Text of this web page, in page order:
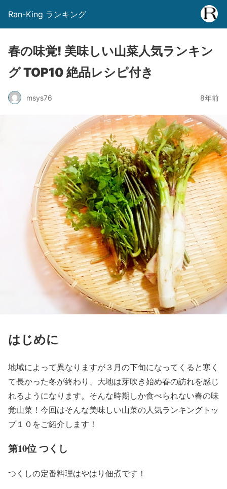
Ran-King ランキング
春の味覚! 美味しい山菜人気ランキン
グ TOP10 絶品レシピ付き
msys76 8年前
はじめに
地域によって異なりますが３月の下旬になってくると寒く
て長かった冬が終わり、大地は芽吹き始め春の訪れを感じ
れるようになります。そんな時期しか食べられない春の味
覚山菜！今回はそんな美味しい山菜の人気ランキングトッ
プ１０をご紹介します！
第10位 つくし
つくしの定番料理はやはり佃煮です！